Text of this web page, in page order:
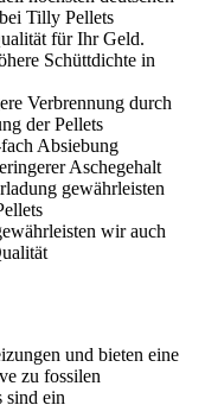
Tilly Pellets
für Ihr Geld.
Schüttdichte in
Verbrennung durch
der Pellets
Absiebung
Aschegehalt
gewährleisten
wir auch
und bieten eine
zu fossilen
sind ein